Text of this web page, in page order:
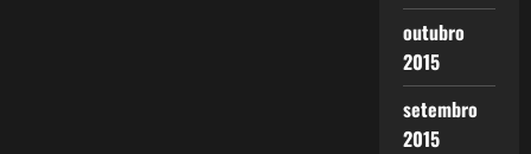
outubro
2015
setembro
2015